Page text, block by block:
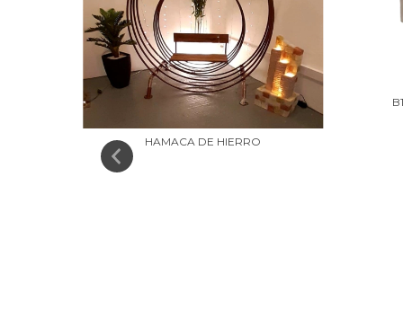
HAMACA DE HIERRO